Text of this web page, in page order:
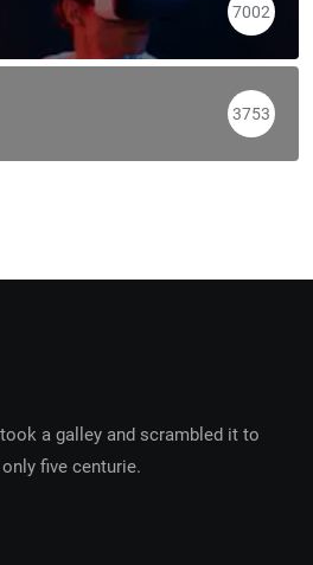
7002
3753
a galley and scrambled it to
five centurie.